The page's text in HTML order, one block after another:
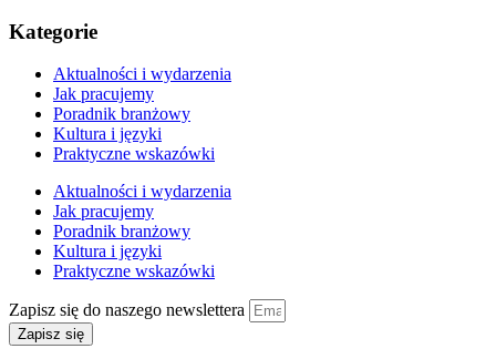
Kategorie
Aktualności i wydarzenia
Jak pracujemy
Poradnik branżowy
Kultura i języki
Praktyczne wskazówki
Aktualności i wydarzenia
Jak pracujemy
Poradnik branżowy
Kultura i języki
Praktyczne wskazówki
Zapisz się do naszego newslettera
Zapisz się